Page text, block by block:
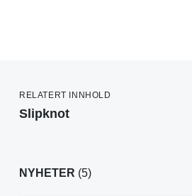
RELATERT INNHOLD
Slipknot
NYHETER (5)